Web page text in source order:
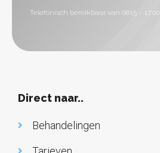
Telefonisch bereikbaar van 08:15 – 17:00
Direct naar..
Behandelingen